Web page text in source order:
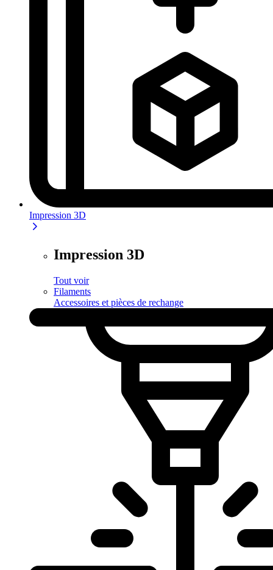
Impression 3D
Impression 3D
Tout voir
Filaments
Accessoires et pièces de rechange